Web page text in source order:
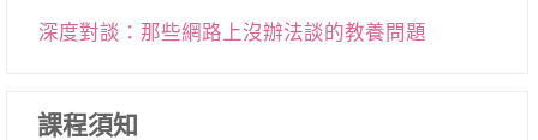
深度對談：那些網路上沒辦法談的教養問題
課程須知